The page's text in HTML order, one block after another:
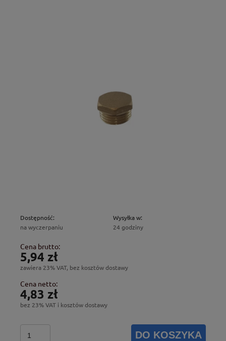
Dostępność:
na wyczerpaniu
Wysyłka w:
24 godziny
Cena brutto:
5,94 zł
zawiera 23% VAT, bez kosztów dostawy
Cena netto:
4,83 zł
bez 23% VAT i kosztów dostawy
DO KOSZYKA